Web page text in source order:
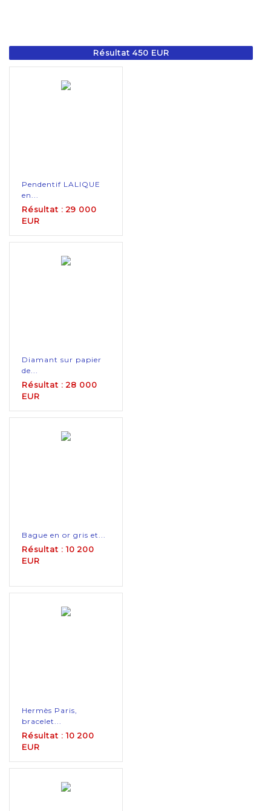
Résultat 450 EUR
Pendentif LALIQUE
en...
Résultat : 29 000
EUR
Diamant sur papier
de...
Résultat : 28 000
EUR
Bague en or gris et...
Résultat : 10 200
EUR
Hermès Paris,
bracelet...
Résultat : 10 200
EUR